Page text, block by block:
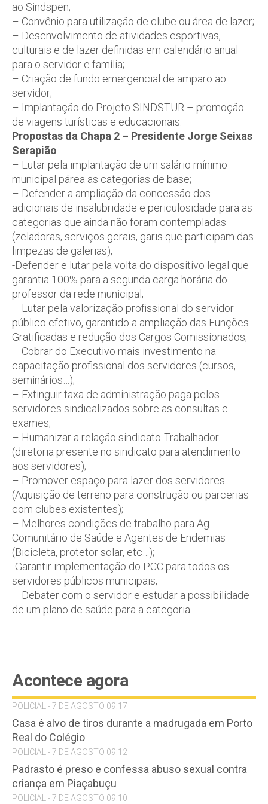
ao Sindspen;
– Convênio para utilização de clube ou área de lazer;
– Desenvolvimento de atividades esportivas,
culturais e de lazer definidas em calendário anual
para o servidor e família;
– Criação de fundo emergencial de amparo ao
servidor;
– Implantação do Projeto SINDSTUR – promoção
de viagens turísticas e educacionais.
Propostas da Chapa 2 – Presidente Jorge Seixas
Serapião
– Lutar pela implantação de um salário mínimo
municipal párea as categorias de base;
– Defender a ampliação da concessão dos
adicionais de insalubridade e periculosidade para as
categorias que ainda não foram contempladas
(zeladoras, serviços gerais, garis que participam das
limpezas de galerias);
-Defender e lutar pela volta do dispositivo legal que
garantia 100% para a segunda carga horária do
professor da rede municipal;
– Lutar pela valorização profissional do servidor
público efetivo, garantido a ampliação das Funções
Gratificadas e redução dos Cargos Comissionados;
– Cobrar do Executivo mais investimento na
capacitação profissional dos servidores (cursos,
seminários…);
– Extinguir taxa de administração paga pelos
servidores sindicalizados sobre as consultas e
exames;
– Humanizar a relação sindicato-Trabalhador
(diretoria presente no sindicato para atendimento
aos servidores);
– Promover espaço para lazer dos servidores
(Aquisição de terreno para construção ou parcerias
com clubes existentes);
– Melhores condições de trabalho para Ag.
Comunitário de Saúde e Agentes de Endemias
(Bicicleta, protetor solar, etc…);
-Garantir implementação do PCC para todos os
servidores públicos municipais;
– Debater com o servidor e estudar a possibilidade
de um plano de saúde para a categoria.
Acontece agora
POLICIAL - 7 DE AGOSTO 09:17
Casa é alvo de tiros durante a madrugada em Porto
Real do Colégio
POLICIAL - 7 DE AGOSTO 09:12
Padrasto é preso e confessa abuso sexual contra
criança em Piaçabuçu
POLICIAL - 7 DE AGOSTO 09:10